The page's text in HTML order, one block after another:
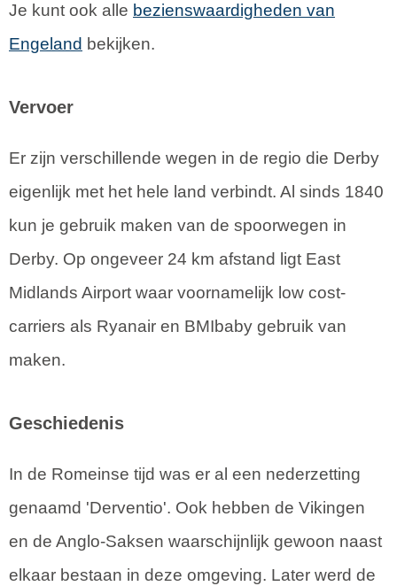
Je kunt ook alle bezienswaardigheden van
Engeland bekijken.
Vervoer
Er zijn verschillende wegen in de regio die Derby
eigenlijk met het hele land verbindt. Al sinds 1840
kun je gebruik maken van de spoorwegen in
Derby. Op ongeveer 24 km afstand ligt East
Midlands Airport waar voornamelijk low cost-
carriers als Ryanair en BMIbaby gebruik van
maken.
Geschiedenis
In de Romeinse tijd was er al een nederzetting
genaamd 'Derventio'. Ook hebben de Vikingen
en de Anglo-Saksen waarschijnlijk gewoon naast
elkaar bestaan in deze omgeving. Later werd de